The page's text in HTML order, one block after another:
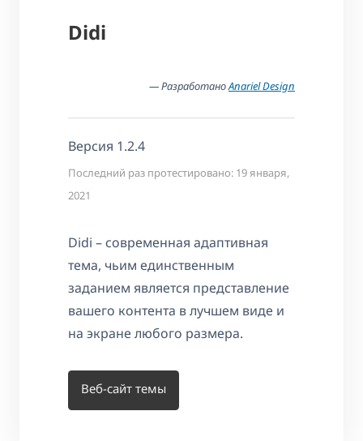
Didi
— РазработаноAnariel Design
Версия 1.2.4
Последний раз протестировано: 19 января,
2021
Didi – современная адаптивная
тема, чьим единственным
заданием является представление
вашего контента в лучшем виде и
на экране любого размера.
Веб-сайт темы